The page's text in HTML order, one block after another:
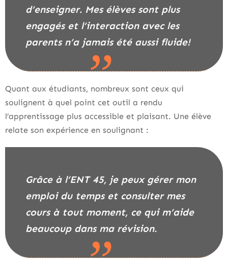
d’enseigner. Mes élèves sont plus
engagés et l’interaction avec les
parents n’a jamais été aussi fluide!
Quant aux étudiants, nombreux sont ceux qui
soulignent à quel point cet outil a rendu
l’apprentissage plus accessible et plaisant. Une élève
relate son expérience en soulignant :
Grâce à l’ENT 45, je peux gérer mon
emploi du temps et consulter mes
cours à tout moment, ce qui m’aide
beaucoup dans ma révision.